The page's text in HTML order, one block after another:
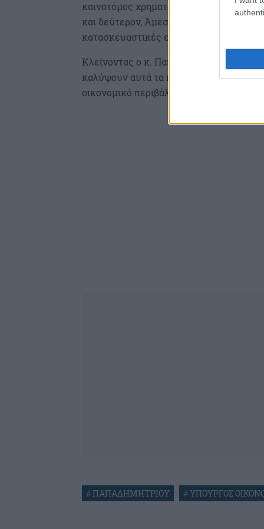
καινοτόμος χρηματοδότηση των ΜμΕ
και δεύτερον, Άμεσες Ξένες
κατασκευαστικές εταιρείες».
Κλείνοντας ο κ. Παπαδημητρίου
καλύψουν αυτά τα κενά στην ελληνική
οικονομικό περιβάλλον που προσφέρει
#ΠΑΠΑΔΗΜΗΤΡΙΟΥ #ΥΠΟΥΡΓΟΣ